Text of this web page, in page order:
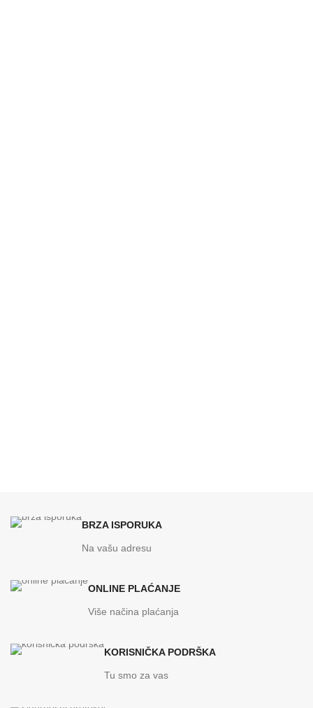
BRZA ISPORUKA
Na vašu adresu
ONLINE PLAĆANJE
Više načina plaćanja
KORISNIČKA PODRŠKA
Tu smo za vas